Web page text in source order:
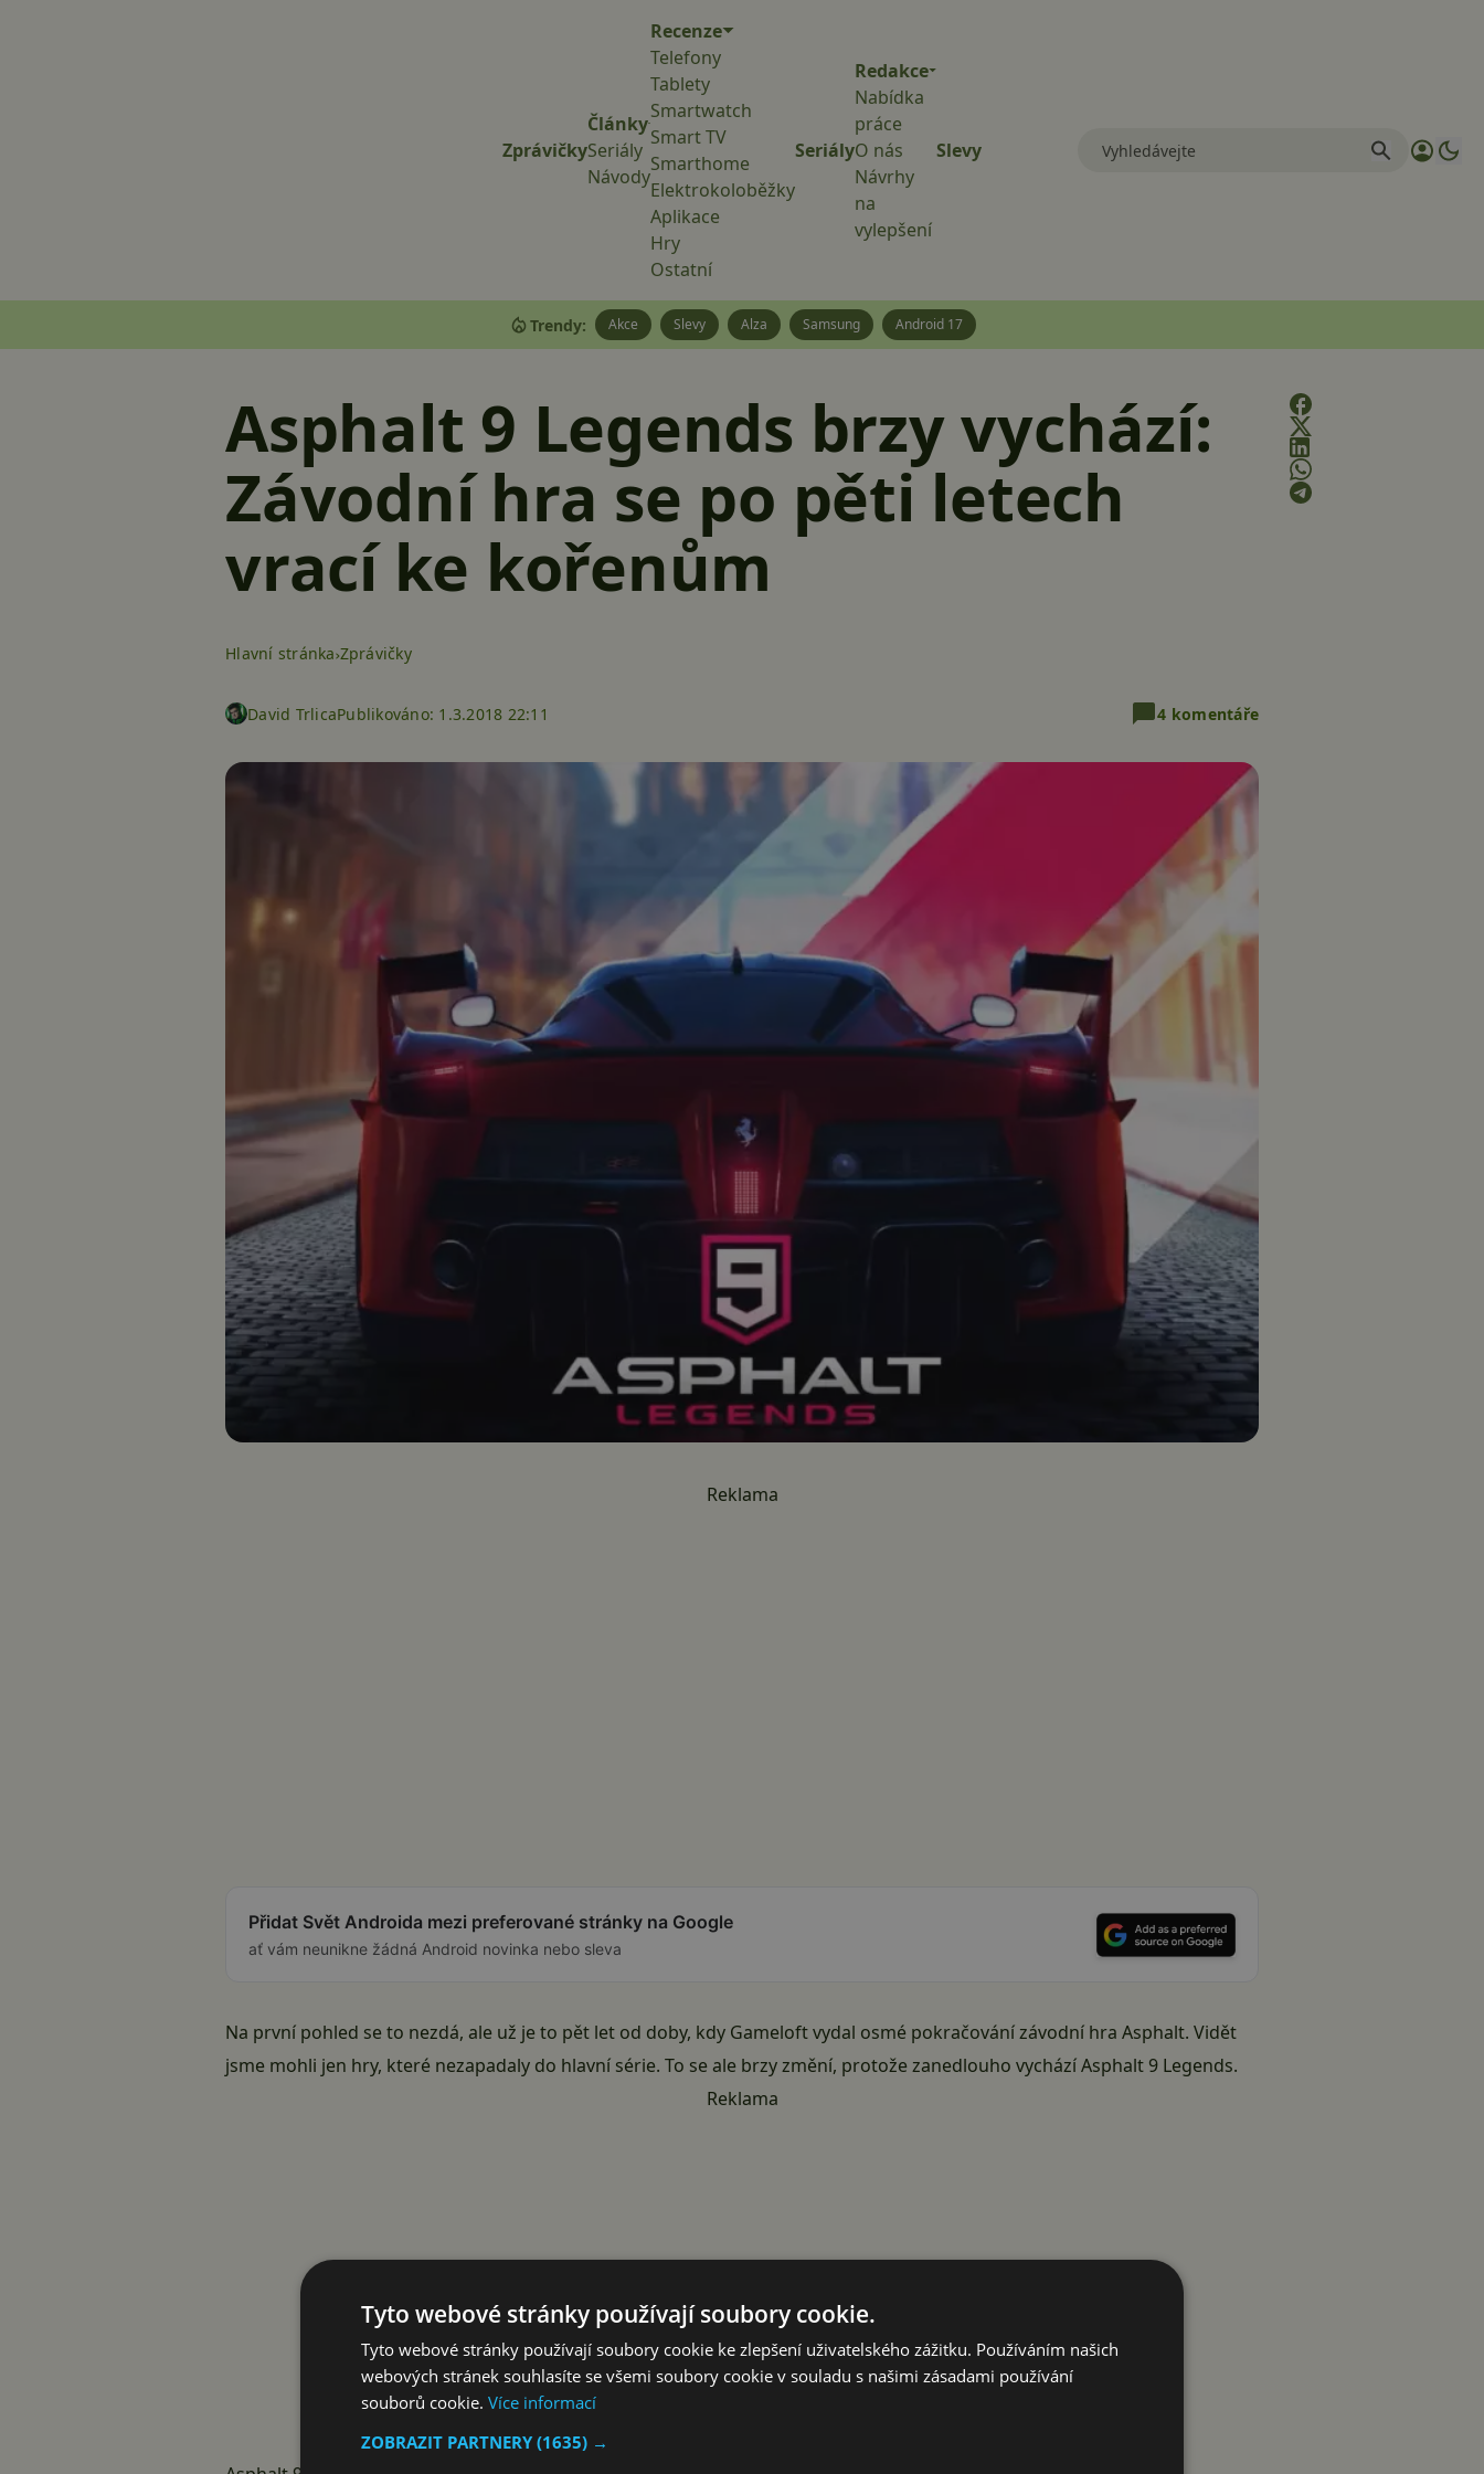
Zprávičky
Články
Seriály
Návody
Recenze
Telefony
Tablety
Smartwatch
Smart TV
Smarthome
Elektrokoloběžky
Aplikace
Hry
Ostatní
Seriály
Redakce
Nabídka
práce
O nás
Návrhy
na
vylepšení
Slevy
Trendy: Akce Slevy Alza Samsung Android 17
Asphalt 9 Legends brzy vychází:
Závodní hra se po pěti letech
vrací ke kořenům
Hlavní stránka Zprávičky
David TrlicaPublikováno: 1.3.2018 22:11 4 komentáře
Reklama
Přidat Svět Androida mezi preferované stránky na Google
ať vám neunikne žádná Android novinka nebo sleva
Na první pohled se to nezdá, ale už je to pět let od doby, kdy Gameloft vydal osmé pokračování závodní hra Asphalt. Vidět
jsme mohli jen hry, které nezapadaly do hlavní série. To se ale brzy změní, protože zanedlouho vychází Asphalt 9 Legends.
Reklama
Tyto webové stránky používají soubory cookie.
Tyto webové stránky používají soubory cookie ke zlepšení uživatelského zážitku. Používáním našich
webových stránek souhlasíte se všemi soubory cookie v souladu s našimi zásadami používání
souborů cookie. Více informací
ZOBRAZIT PARTNERY(1635) →